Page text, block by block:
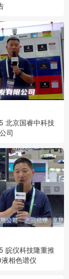
北京国睿中科技
司
皖仪科技隆重推
相色谱仪